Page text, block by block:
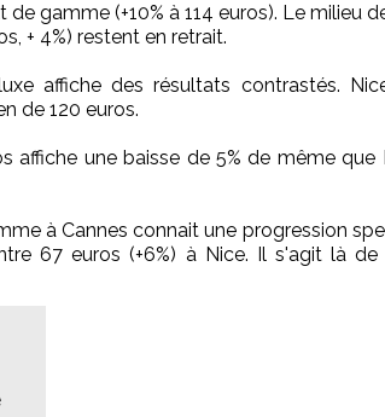
gamme (+10% à 114 euros). Le milieu
+ 4%) restent en retrait.
affiche des résultats contrastés.
de 120 euros.
affiche une baisse de 5% de même que
à Cannes connait une progression
67 euros (+6%) à Nice. Il s'agit là